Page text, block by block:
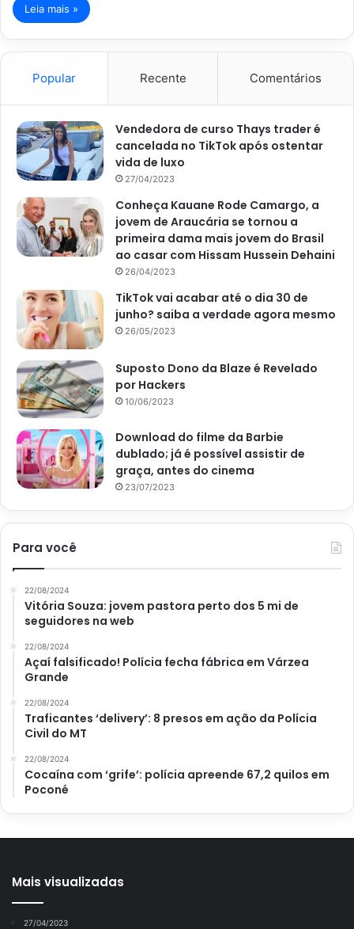
Leia mais »
Popular Recente Comentários
Vendedora de curso Thays trader é
cancelada no TikTok após ostentar
vida de luxo
27/04/2023
Conheça Kauane Rode Camargo, a
jovem de Araucária se tornou a
primeira dama mais jovem do Brasil
ao casar com Hissam Hussein Dehaini
26/04/2023
TikTok vai acabar até o dia 30 de
junho? saiba a verdade agora mesmo
26/05/2023
Suposto Dono da Blaze é Revelado
por Hackers
10/06/2023
Download do filme da Barbie
dublado; já é possível assistir de
graça, antes do cinema
23/07/2023
Para você
22/08/2024
Vitória Souza: jovem pastora perto dos 5 mi de
seguidores na web
22/08/2024
Açaí falsificado! Polícia fecha fábrica em Várzea
Grande
22/08/2024
Traficantes ‘delivery’: 8 presos em ação da Polícia
Civil do MT
22/08/2024
Cocaína com ‘grife’: polícia apreende 67,2 quilos em
Poconé
Mais visualizadas
27/04/2023